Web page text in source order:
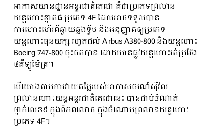
អាកាសយានដ្ឋានអន្តរជាតិតេជោ គឺជាប្រភេទព្រលាន
យន្តហោះខ្នាតធំ ប្រភេទ 4F ដែលអាចទទួលបាន
ការហោះហើរពីឆ្ងាយឆ្លងទ្វីប និងអនុញ្ញាតឲ្យប្រភេទ
យន្តហោះធុនយក្ស រហូតដល់ Airbus A380-800 និងយន្តហោះ
Boeing 747-800 ចុះចតបាន ដោយមានផ្លូវយន្តហោះរត់ប្រវែង
៤គីឡូម៉ែត្រ។
បើយោងតាមការវាយតម្លៃរបស់អាកាសចរណ៍ស៊ីវិល
ព្រលានហោះយន្ដអន្ដរជាតិតេជោនេះ បានជាប់ចំណាត់
ថ្នាក់លេខ៩ ក្នុងពិភពលោក ក្នុងចំណោមព្រលានយន្តហោះ
ប្រភេទ 4F។